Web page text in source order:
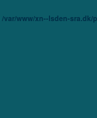
/var/www/xn--lsden-